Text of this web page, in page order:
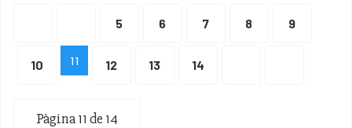
Pàgina 11 de 14
5 6 7 8 9
10 11 12 13 14